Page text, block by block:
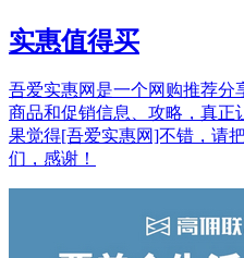
实惠值得买
吾爱实惠网是一个网购推荐分
商品和促销信息、攻略，真正
果觉得[吾爱实惠网]不错，请
们，感谢！